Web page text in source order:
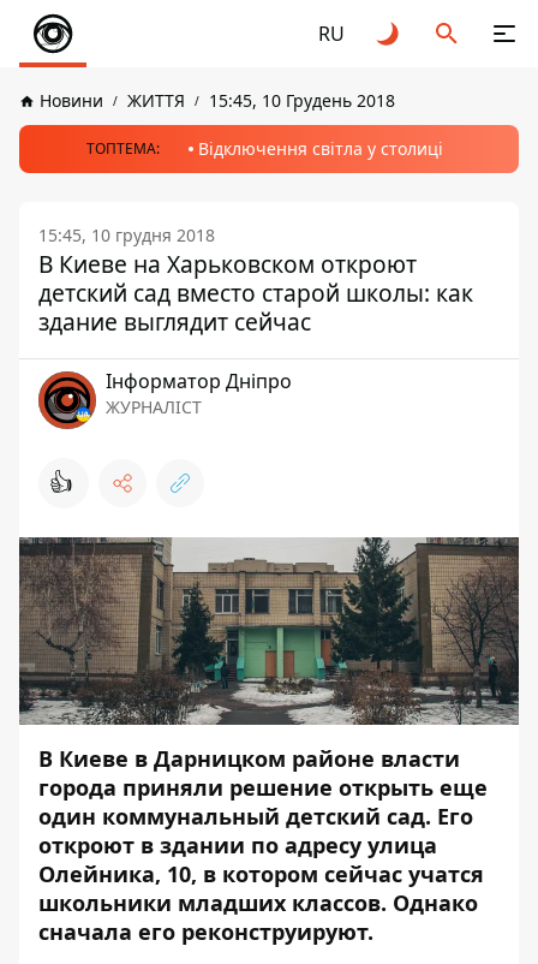
RU
Новини ЖИТТЯ 15:45, 10 Грудень 2018
ТОПТЕМА: Відключення світла у столиці
15:45, 10 грудня 2018
В Киеве на Харьковском откроют
детский сад вместо старой школы: как
здание выглядит сейчас
Інформатор Дніпро
ЖУРНАЛІСТ
👍
В Киеве в Дарницком районе власти
города приняли решение открыть еще
один коммунальный детский сад. Его
откроют в здании по адресу улица
Олейника, 10, в котором сейчас учатся
школьники младших классов. Однако
сначала его реконструируют.